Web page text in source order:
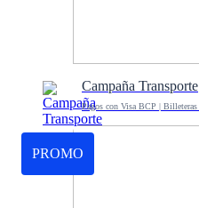
Campaña Transporte
PROMO